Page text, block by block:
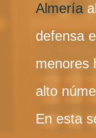
Almería
defensa
menores
alto
En esta